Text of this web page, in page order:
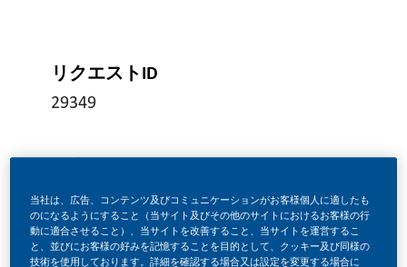
リクエストID
29349
フルタイム
当社は、広告、コンテンツ及びコミュニケーションがお客様個人に適したも
のになるようにすること（当サイト及びその他のサイトにおけるお客様の行
動に適合させること）、当サイトを改善すること、当サイトを運営するこ
と、並びにお客様の好みを記憶することを目的として、クッキー及び同様の
技術を使用しております。詳細を確認する場合又は設定を変更する場合に